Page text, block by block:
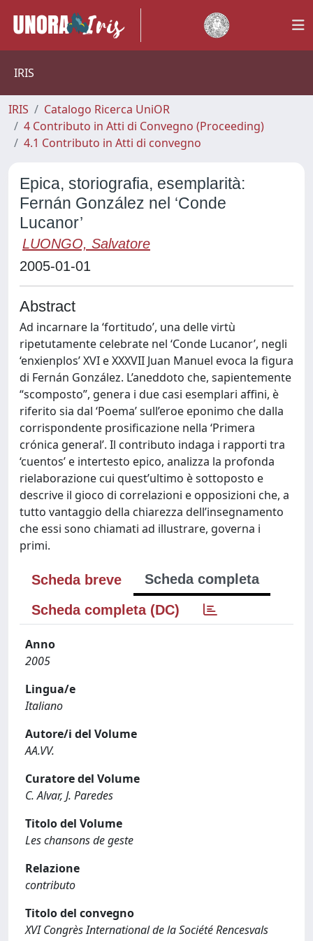
IRIS
IRIS
Catalogo Ricerca UniOR
4 Contributo in Atti di Convegno (Proceeding)
4.1 Contributo in Atti di convegno
Epica, storiografia, esemplarità:
Fernán González nel ‘Conde
Lucanor’
LUONGO, Salvatore
2005-01-01
Abstract
Ad incarnare la ‘fortitudo’, una delle virtù
ripetutamente celebrate nel ‘Conde Lucanor’, negli
‘enxienplos’ XVI e XXXVII Juan Manuel evoca la figura
di Fernán González. L’aneddoto che, sapientemente
“scomposto”, genera i due casi esemplari affini, è
riferito sia dal ‘Poema’ sull’eroe eponimo che dalla
corrispondente prosificazione nella ‘Primera
crónica general’. Il contributo indaga i rapporti tra
‘cuentos’ e intertesto epico, analizza la profonda
rielaborazione cui quest’ultimo è sottoposto e
descrive il gioco di correlazioni e opposizioni che, a
tutto vantaggio della chiarezza dell’insegnamento
che essi sono chiamati ad illustrare, governa i
primi.
Scheda breve
Scheda completa
Scheda completa (DC)
Anno
2005
Lingua/e
Italiano
Autore/i del Volume
AA.VV.
Curatore del Volume
C. Alvar, J. Paredes
Titolo del Volume
Les chansons de geste
Relazione
contributo
Titolo del convegno
XVI Congrès International de la Société Rencesvals